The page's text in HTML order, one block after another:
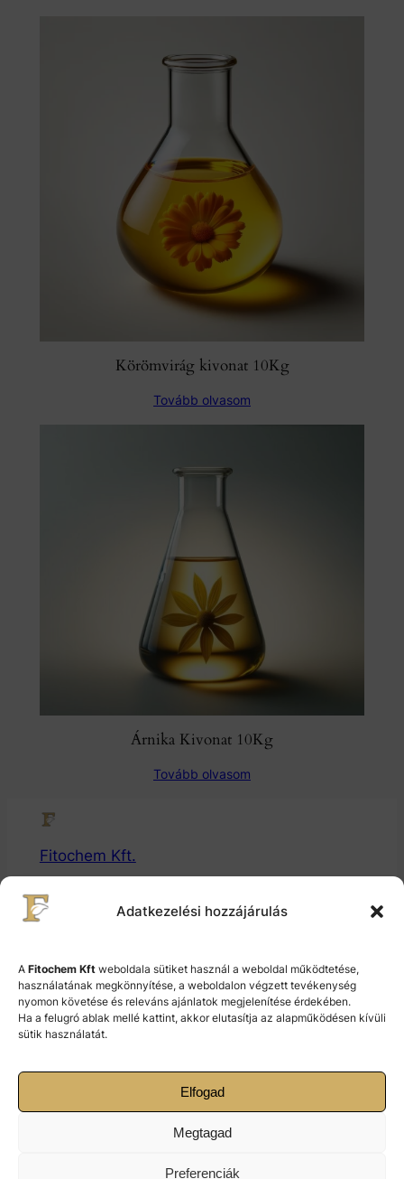
Adatkezelési hozzájárulás
A Fitochem Kft weboldala sütiket használ a weboldal működtetése,
használatának megkönnyítése, a weboldalon végzett tevékenység
nyomon követése és releváns ajánlatok megjelenítése érdekében.
Ha a felugró ablak mellé kattint, akkor elutasítja az alapműködésen kívüli
sütik használatát.
Elfogad
Megtagad
Preferenciák
Körömvirág kivonat 10Kg
Tovább olvasom
Árnika Kivonat 10Kg
Tovább olvasom
Fitochem Kft.
Gyógytermékalapanyaggyártó és Fejlesztő Kft.
© 2024 Fitochem Kft.
Cookie Policy (EU)
+36-29-412-754